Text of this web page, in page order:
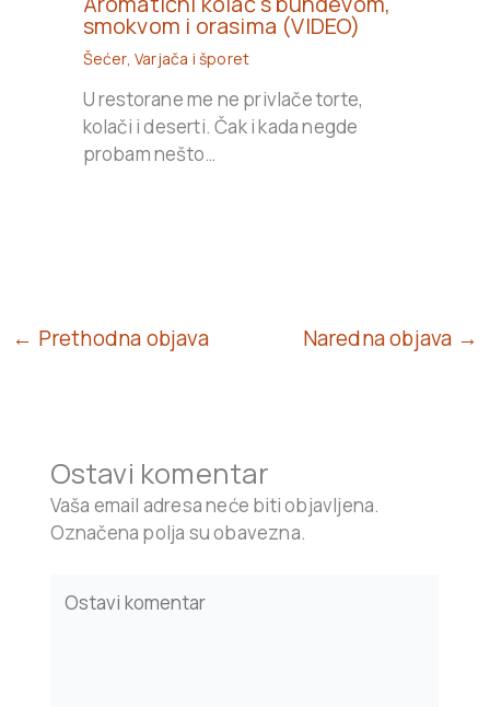
smokvom i orasima (VIDEO)
Šećer,Varjača i šporet
U restorane me ne privlače torte,
kolači i deserti. Čak i kada negde
probam nešto…
← Prethodna objava Naredna objava →
Ostavi komentar
Vaša email adresa neće biti objavljena.
Označena polja su obavezna.
here..